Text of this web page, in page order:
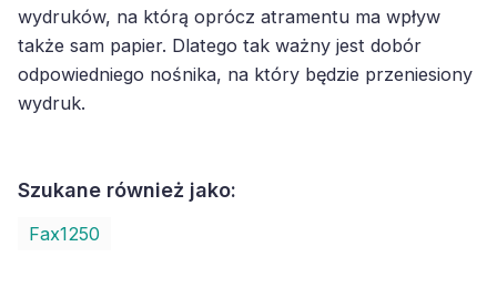
wydruków, na którą oprócz atramentu ma wpływ
także sam papier. Dlatego tak ważny jest dobór
odpowiedniego nośnika, na który będzie przeniesiony
wydruk.
Szukane również jako:
Fax1250